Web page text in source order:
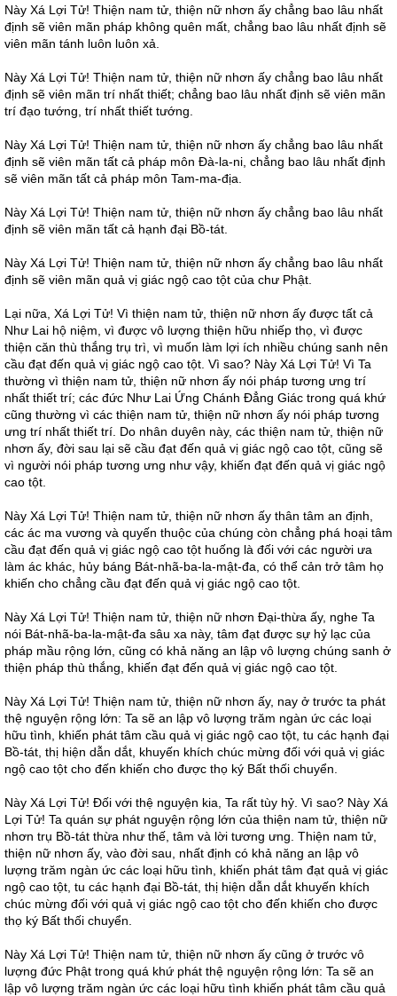
Này Xá Lợi Tử! Thiện nam tử, thiện nữ nhơn ấy chẳng bao lâu nhất
định sẽ viên mãn pháp không quên mất, chẳng bao lâu nhất định sẽ
viên mãn tánh luôn luôn xả.
Này Xá Lợi Tử! Thiện nam tử, thiện nữ nhơn ấy chẳng bao lâu nhất
định sẽ viên mãn trí nhất thiết; chẳng bao lâu nhất định sẽ viên mãn
trí đạo tướng, trí nhất thiết tướng.
Này Xá Lợi Tử! Thiện nam tử, thiện nữ nhơn ấy chẳng bao lâu nhất
định sẽ viên mãn tất cả pháp môn Đà-la-ni, chẳng bao lâu nhất định
sẽ viên mãn tất cả pháp môn Tam-ma-địa.
Này Xá Lợi Tử! Thiện nam tử, thiện nữ nhơn ấy chẳng bao lâu nhất
định sẽ viên mãn tất cả hạnh đại Bồ-tát.
Này Xá Lợi Tử! Thiện nam tử, thiện nữ nhơn ấy chẳng bao lâu nhất
định sẽ viên mãn quả vị giác ngộ cao tột của chư Phật.
Lại nữa, Xá Lợi Tử! Vì thiện nam tử, thiện nữ nhơn ấy được tất cả
Như Lai hộ niệm, vì được vô lượng thiện hữu nhiếp thọ, vì được
thiện căn thù thắng trụ trì, vì muốn làm lợi ích nhiều chúng sanh nên
cầu đạt đến quả vị giác ngộ cao tột. Vì sao? Này Xá Lợi Tử! Vì Ta
thường vì thiện nam tử, thiện nữ nhơn ấy nói pháp tương ưng trí
nhất thiết trí; các đức Như Lai Ứng Chánh Đẳng Giác trong quá khứ
cũng thường vì các thiện nam tử, thiện nữ nhơn ấy nói pháp tương
ưng trí nhất thiết trí. Do nhân duyên này, các thiện nam tử, thiện nữ
nhơn ấy, đời sau lại sẽ cầu đạt đến quả vị giác ngộ cao tột, cũng sẽ
vì người nói pháp tương ưng như vậy, khiến đạt đến quả vị giác ngộ
cao tột.
Này Xá Lợi Tử! Thiện nam tử, thiện nữ nhơn ấy thân tâm an định,
các ác ma vương và quyến thuộc của chúng còn chẳng phá hoại tâm
cầu đạt đến quả vị giác ngộ cao tột huống là đối với các người ưa
làm ác khác, hủy báng Bát-nhã-ba-la-mật-đa, có thể cản trở tâm họ
khiến cho chẳng cầu đạt đến quả vị giác ngộ cao tột.
Này Xá Lợi Tử! Thiện nam tử, thiện nữ nhơn Đại-thừa ấy, nghe Ta
nói Bát-nhã-ba-la-mật-đa sâu xa này, tâm đạt được sự hỷ lạc của
pháp mầu rộng lớn, cũng có khả năng an lập vô lượng chúng sanh ở
thiện pháp thù thắng, khiến đạt đến quả vị giác ngộ cao tột.
Này Xá Lợi Tử! Thiện nam tử, thiện nữ nhơn ấy, nay ở trước ta phát
thệ nguyện rộng lớn: Ta sẽ an lập vô lượng trăm ngàn ức các loại
hữu tình, khiến phát tâm cầu quả vị giác ngộ cao tột, tu các hạnh đại
Bồ-tát, thị hiện dẫn dắt, khuyến khích chúc mừng đối với quả vị giác
ngộ cao tột cho đến khiến cho được thọ ký Bất thối chuyển.
Này Xá Lợi Tử! Đối với thệ nguyện kia, Ta rất tùy hỷ. Vì sao? Này Xá
Lợi Tử! Ta quán sự phát nguyện rộng lớn của thiện nam tử, thiện nữ
nhơn trụ Bồ-tát thừa như thế, tâm và lời tương ưng. Thiện nam tử,
thiện nữ nhơn ấy, vào đời sau, nhất định có khả năng an lập vô
lượng trăm ngàn ức các loại hữu tình, khiến phát tâm đạt quả vị giác
ngộ cao tột, tu các hạnh đại Bồ-tát, thị hiện dẫn dắt khuyến khích
chúc mừng đối với quả vị giác ngộ cao tột cho đến khiến cho được
thọ ký Bất thối chuyển.
Này Xá Lợi Tử! Thiện nam tử, thiện nữ nhơn ấy cũng ở trước vô
lượng đức Phật trong quá khứ phát thệ nguyện rộng lớn: Ta sẽ an
lập vô lượng trăm ngàn ức các loại hữu tình khiến phát tâm cầu quả